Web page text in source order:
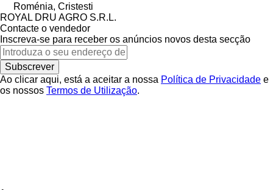
Roménia, Cristesti
ROYAL DRU AGRO S.R.L.
Contacte o vendedor
Inscreva-se para receber os anúncios novos desta secção
Subscrever
Ao clicar aqui, está a aceitar a nossa Política de Privacidade e
os nossos Termos de Utilização.